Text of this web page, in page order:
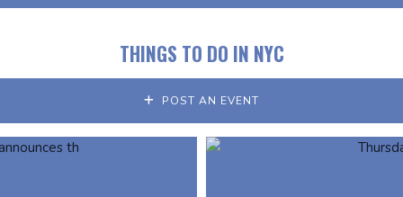
THINGS TO DO IN NYC
POST AN EVENT